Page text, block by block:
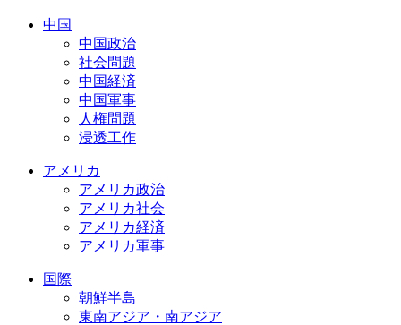
中国
中国政治
社会問題
中国経済
中国軍事
人権問題
浸透工作
アメリカ
アメリカ政治
アメリカ社会
アメリカ経済
アメリカ軍事
国際
朝鮮半島
東南アジア・南アジア